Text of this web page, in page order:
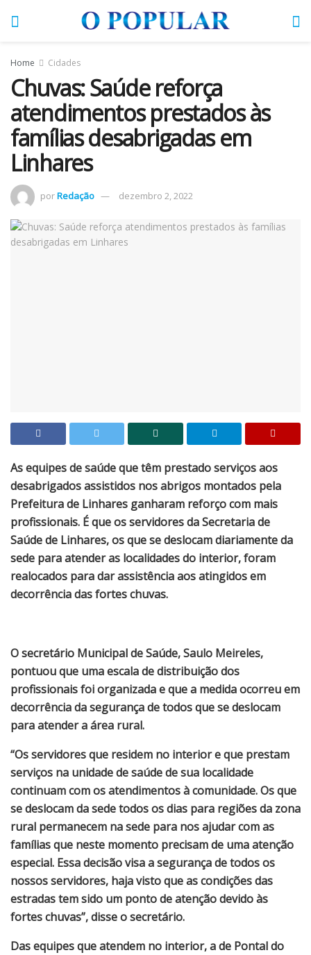
Home Cidades
Chuvas: Saúde reforça
atendimentos prestados às
famílias desabrigadas em
Linhares
porRedação dezembro 2, 2022
As equipes de saúde que têm prestado serviços aos
desabrigados assistidos nos abrigos montados pela
Prefeitura de Linhares ganharam reforço com mais
profissionais. É que os servidores da Secretaria de
Saúde de Linhares, os que se deslocam diariamente da
sede para atender as localidades do interior, foram
realocados para dar assistência aos atingidos em
decorrência das fortes chuvas.
O secretário Municipal de Saúde, Saulo Meireles,
pontuou que uma escala de distribuição dos
profissionais foi organizada e que a medida ocorreu em
decorrência da segurança de todos que se deslocam
para atender a área rural.
“Os servidores que residem no interior e que prestam
serviços na unidade de saúde de sua localidade
continuam com os atendimentos à comunidade. Os que
se deslocam da sede todos os dias para regiões da zona
rural permanecem na sede para nos ajudar com as
famílias que neste momento precisam de uma atenção
especial. Essa decisão visa a segurança de todos os
nossos servidores, haja visto que as condições das
estradas tem sido um ponto de atenção devido às
fortes chuvas”, disse o secretário.
Das equipes que atendem no interior, a de Pontal do